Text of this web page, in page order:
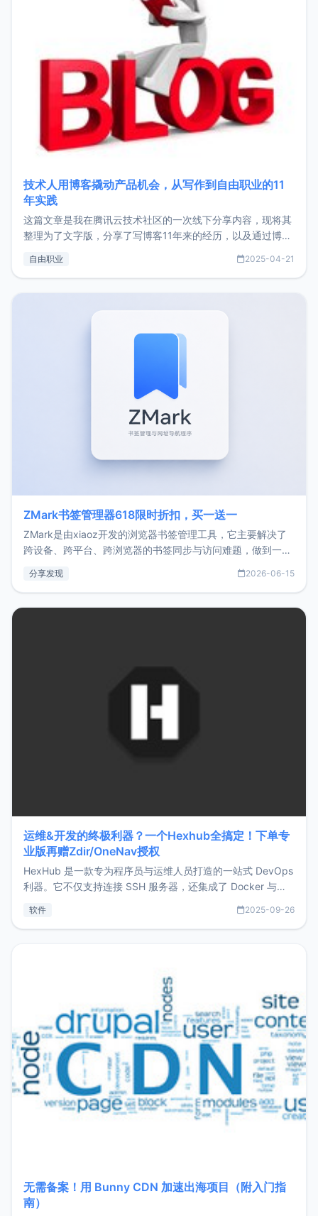
技术人用博客撬动产品机会，从写作到自由职业的11
年实践
这篇文章是我在腾讯云技术社区的一次线下分享内容，现将其
整理为了文字版，分享了写博客11年来的经历，以及通过博客
了我的首个产品ImgURL的真实数据和产品现状。自我介绍大
自由职业 2025-04-21
ZMark书签管理器618限时折扣，买一送一
ZMark是由xiaoz开发的浏览器书签管理工具，它主要解决了
跨设备、跨平台、跨浏览器的书签同步与访问难题，做到一处
用，让管理更高效。ZMark官网地址：
分享发现 2026-06-15
运维&开发的终极利器？一个Hexhub全搞定！下单专
业版再赠Zdir/OneNav授权
HexHub 是一款专为程序员与运维人员打造的一站式 DevOps
利器。它不仅支持连接 SSH 服务器，还集成了 Docker 与常
件间频繁切换，仅凭 HexHub 即可同时搞定运维与数据库操
软件 2025-09-26
无需备案！用 Bunny CDN 加速出海项目（附入门指
南）